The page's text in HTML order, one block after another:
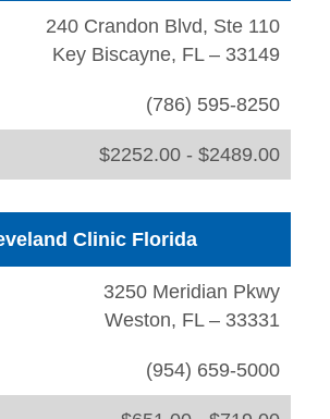
240 Crandon Blvd, Ste 110
Key Biscayne, FL – 33149
(786) 595-8250
$2252.00 - $2489.00
Clinic Florida
3250 Meridian Pkwy
Weston, FL – 33331
(954) 659-5000